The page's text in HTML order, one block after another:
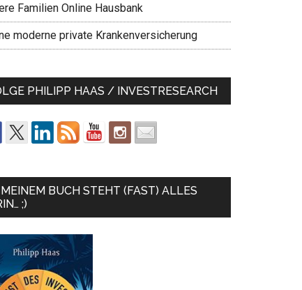
Familien Online Hausbank
moderne private Krankenversicherung
PHILIPP HAAS / INVESTRESEARCH
BUCH STEHT (FAST) ALLES
;)